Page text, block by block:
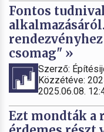
Fontos
csomag" »
Szerző:
Közzétéve:
2025.06.08.
Ezt mondták a